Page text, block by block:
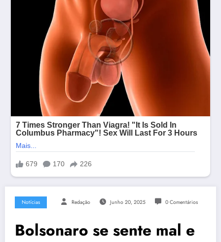
Notícias Redação Junho 20, 2025 0 Comentários
Bolsonaro se sente mal e